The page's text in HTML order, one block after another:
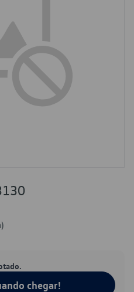
chegar!